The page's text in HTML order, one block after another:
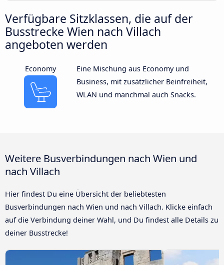
Verfügbare Sitzklassen, die auf der
Busstrecke Wien nach Villach
angeboten werden
Economy
Eine Mischung aus Economy und
Business, mit zusätzlicher Beinfreiheit,
WLAN und manchmal auch Snacks.
Weitere Busverbindungen nach Wien und
nach Villach
Hier findest Du eine Übersicht der beliebtesten
Busverbindungen nach Wien und nach Villach. Klicke einfach
auf die Verbindung deiner Wahl, und Du findest alle Details zu
deiner Busstrecke!